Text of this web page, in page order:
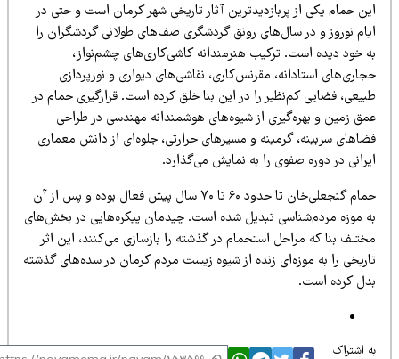
حمام یکی از پربازدیدترین آثار تاریخی شهر کرمان است و حتی در
نوروز و در سال‌های رونق گردشگری صف‌های طولانی گردشگران را
خود دیده است. ترکیب هنرمندانه کاشی‌کاری‌های چشم‌نواز،
استادانه، مقرنس‌کاری، نقاشی‌های دیواری و نورپردازی
فضایی کم‌نظیر را در این بنا خلق کرده است. قرارگیری حمام در
زمین و بهره‌گیری از شیوه‌های هوشمندانه مهندسی در طراحی
سربینه، گرمینه و مسیرهای حرارتی، جلوه‌ای از دانش معماری
در دوره صفوی را به نمایش می‌گذارد.
حمام گنجعلی‌خان تا حدود ۶۰ تا ۷۰ سال پیش فعال بوده و پس از آن
موزه مردم‌شناسی تبدیل شده است. چیدمان پیکره‌هایی در بخش‌های
بنا که مراحل استحمام در گذشته را بازسازی می‌کنند، این اثر
را به موزه‌ای زنده از شیوه زیست مردم کرمان در سده‌های گذشته
کرده است.
اشتراک